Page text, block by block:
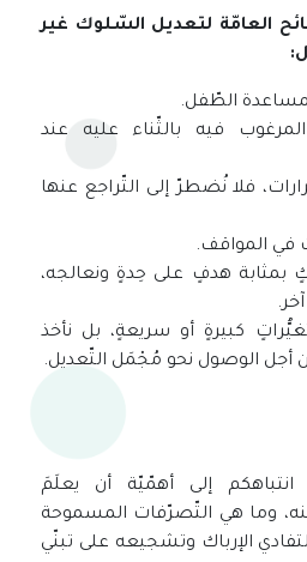
العامّة لتعديل السّلوك غير
الطّفل.
فيه بالثّناء عليه عند
فلا نُضطرّ إلى التّراجع عنها
في المواقف.
بمثابة هدفٍ على حِدةٍ ونعالجه،
كبيرةٍ أو سريعةٍ، بل نأخذ
الوصول نحو مُجْمَل التّعديل.
انتباهكم إلى أهمّيّة أن يعلَمَ
وما هي التّصرّفات المسموحة
الإرباك وتشجيعه على تبنّي